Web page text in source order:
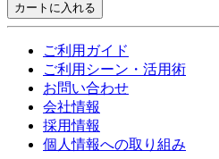
カートに入れる
ご利用ガイド
ご利用シーン・活用術
お問い合わせ
会社情報
採用情報
個人情報への取り組み